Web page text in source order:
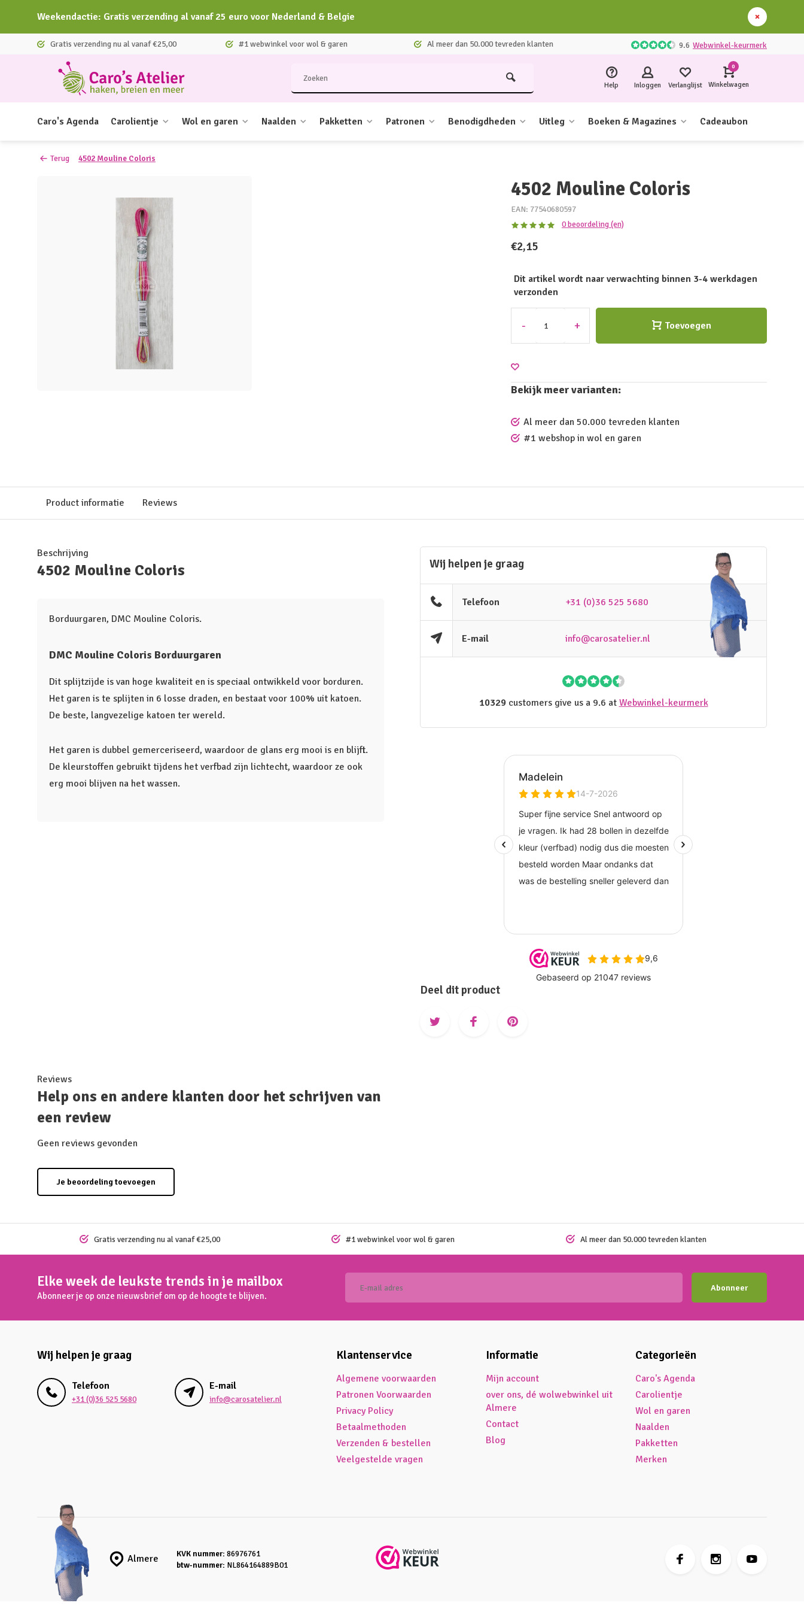
Weekendactie: Gratis verzending al vanaf 25 euro voor Nederland & Belgie
Gratis verzending nu al vanaf €25,00 #1 webwinkel voor wol & garen Al meer dan 50.000 tevreden klanten 9.6 Webwinkel-keurmerk
Help Inloggen Verlanglijst
0
Winkelwagen
Caro's Agenda Carolientje Wol en garen Naalden Pakketten Patronen Benodigdheden Uitleg Boeken & Magazines Cadeaubon
Terug 4502 Mouline Coloris
4502 Mouline Coloris
EAN: 77540680597
0 beoordeling (en)
€2,15
Dit artikel wordt naar verwachting binnen 3-4 werkdagen
verzonden
- + Toevoegen
Bekijk meer varianten:
Al meer dan 50.000 tevreden klanten
#1 webshop in wol en garen
Product informatie Reviews
Beschrijving
4502 Mouline Coloris
Borduurgaren, DMC Mouline Coloris.
DMC Mouline Coloris Borduurgaren
Dit splijtzijde is van hoge kwaliteit en is speciaal ontwikkeld voor borduren.
Het garen is te splijten in 6 losse draden, en bestaat voor 100% uit katoen.
De beste, langvezelige katoen ter wereld.
Het garen is dubbel gemerceriseerd, waardoor de glans erg mooi is en blijft.
De kleurstoffen gebruikt tijdens het verfbad zijn lichtecht, waardoor ze ook
erg mooi blijven na het wassen.
Wij helpen je graag
Telefoon +31 (0)36 525 5680
E-mail info@carosatelier.nl
10329customers give us a 9.6 at Webwinkel-keurmerk
Deel dit product
Reviews
Help ons en andere klanten door het schrijven van
een review
Geen reviews gevonden
Je beoordeling toevoegen
Gratis verzending nu al vanaf €25,00 #1 webwinkel voor wol & garen Al meer dan 50.000 tevreden klanten
Elke week de leukste trends in je mailbox
Abonneer je op onze nieuwsbrief om op de hoogte te blijven.
Abonneer
Wij helpen je graag
Telefoon
+31 (0)36 525 5680
E-mail
info@carosatelier.nl
Klantenservice
Algemene voorwaarden
Patronen Voorwaarden
Privacy Policy
Betaalmethoden
Verzenden & bestellen
Veelgestelde vragen
Informatie
Mijn account
over ons, dé wolwebwinkel uit
Almere
Contact
Blog
Categorieën
Caro's Agenda
Carolientje
Wol en garen
Naalden
Pakketten
Merken
Almere KVK nummer: 86976761
btw-nummer: NL864164889B01